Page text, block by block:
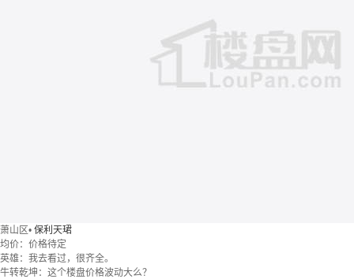
萧山区• 保利天珺
均价： 价格待定
英雄：我去看过，很齐全。
牛转乾坤：这个楼盘价格波动大么？